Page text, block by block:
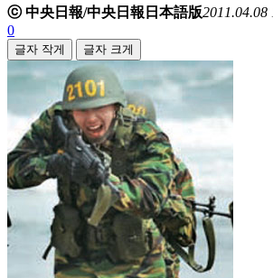
ⓒ 中央日報/中央日報日本語版2011.04.08
0
글자 작게 글자 크게